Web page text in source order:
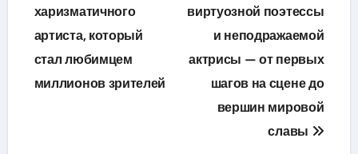
харизматичного
артиста, который
стал любимцем
миллионов зрителей
виртуозной поэтессы
и неподражаемой
актрисы — от первых
шагов на сцене до
вершин мировой
славы